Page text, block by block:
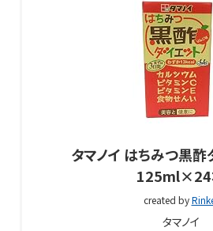
タマノイ はちみつ黒酢
125ml×24
created by
タマノイ